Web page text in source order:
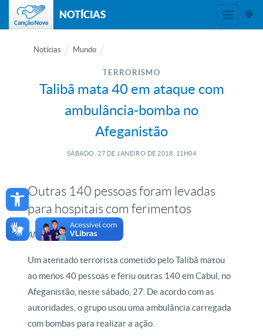
Open toolbar
NOTÍCIAS
Notícias Mundo
TERRORISMO
Talibã mata 40 em ataque com
ambulância-bomba no
Afeganistão
SÁBADO, 27 DE JANEIRO DE 2018, 11H04
Outras 140 pessoas foram levadas
para hospitais com ferimentos
ANSA
Um atentado terrorista cometido pelo Talibã matou
ao menos 40 pessoas e feriu outras 140 em Cabul, no
Afeganistão, neste sábado, 27. De acordo com as
autoridades, o grupo usou uma ambulância carregada
com bombas para realizar a ação.